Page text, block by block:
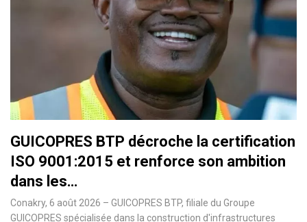
GUICOPRES BTP décroche la certification
ISO 9001:2015 et renforce son ambition
dans les…
Conakry, 6 août 2026 – GUICOPRES BTP, filiale du Groupe
GUICOPRES spécialisée dans la construction d'infrastructures